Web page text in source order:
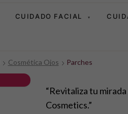
CUIDADO FACIAL ▾
Cosmética Ojos Parches
“Revitaliza tu
Cosmetics.”